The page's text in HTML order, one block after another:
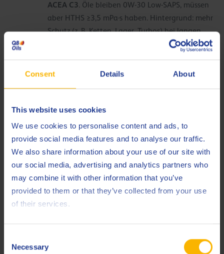
Consent Details About
This website uses cookies
We use cookies to personalise content and ads, to
provide social media features and to analyse our traffic.
We also share information about your use of our site with
our social media, advertising and analytics partners who
may combine it with other information that you’ve
provided to them or that they’ve collected from your use
of their services.
Selection
Necessary
ACEA C3. Öle bleiben 0W-30 Low-SAPS, müssen
aber HTHS ≥3,5 mPa·s haben. Hintergrund: mehr
Schutz (z. B. Ketten, Lager, Turbos) bei langen
Intervallen. Anbieter führen nun 0W-30 mit
ACEA 2021-Sequenz bringt C5/C6 (LD) & E8/E11
denkbar (z. B. 5W-20 oder E8-HD-Öle).
Diese Timeline zeigt den Trend:Strengere Emissionsnormen
(Euro V, VI)→Low-SAPS-Öle,CO₂-/Verbrauchsziele→
dünnere Viskositäten, undtechnologische Fortschritte
(ACEA/API) → kontinuierliche Leistungssteigerungen für
Haltbarkeit und Kompatibilität.
(ACEA- und API-Klassifikationen), auf die sich diese Iveco-